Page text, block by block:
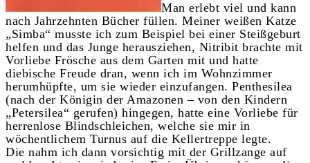
Man erlebt viel und kann
nach Jahrzehnten Bücher füllen. Meiner weißen Katze
„Simba“ musste ich zum Beispiel bei einer Steißgeburt
helfen und das Junge herausziehen, Nitribit brachte mit
Vorliebe Frösche aus dem Garten mit und hatte
diebische Freude dran, wenn ich im Wohnzimmer
herumhüpfte, um sie wieder einzufangen. Penthesilea
(nach der Königin der Amazonen – von den Kindern
„Petersilea“ gerufen) hingegen, hatte eine Vorliebe für
herrenlose Blindschleichen, welche sie mir in
wöchentlichem Turnus auf die Kellertreppe legte.
Die nahm ich dann vorsichtig mit der Grillzange auf